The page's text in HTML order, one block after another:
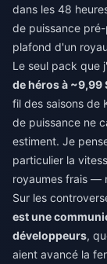
dans les 48
de puissance
plafond d'un
Le seul pack que
de héros à ~9,99
fil des saisons de
de puissance ne
estiment. Je
particulier la
royaumes frais —
Sur les
est une
développeurs,
aient avancé la